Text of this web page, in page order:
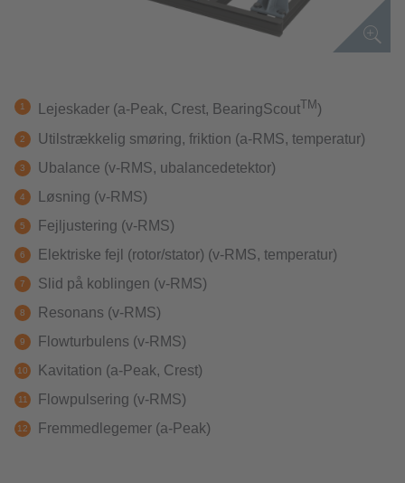
Lejeskader (a-Peak, Crest, BearingScoutTM )
Utilstrækkelig smøring, friktion (a-RMS, temperatur)
Ubalance (v-RMS, ubalancedetektor)
Løsning (v-RMS)
Fejljustering (v-RMS)
Elektriske fejl (rotor/stator) (v-RMS, temperatur)
Slid på koblingen (v-RMS)
Resonans (v-RMS)
Flowturbulens (v-RMS)
Kavitation (a-Peak, Crest)
Flowpulsering (v-RMS)
Fremmedlegemer (a-Peak)